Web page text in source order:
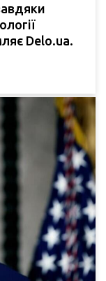
Delo.ua.